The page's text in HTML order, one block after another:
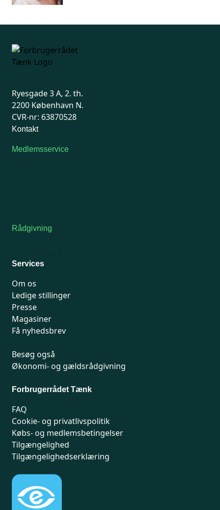
Ryesgade 3 A, 2. th.
2200 København N.
CVR-nr: 63870528
Kontakt
Medlemsservice
Rådgivning
Services
Om os
Ledige stillinger
Presse
Magasiner
Få nyhedsbrev
Besøg også
Økonomi- og gældsrådgivning
Forbrugerrådet Tænk
FAQ
Cookie- og privatlivspolitik
Købs- og medlemsbetingelser
Tilgængelighed
Tilgængelighedserklæring